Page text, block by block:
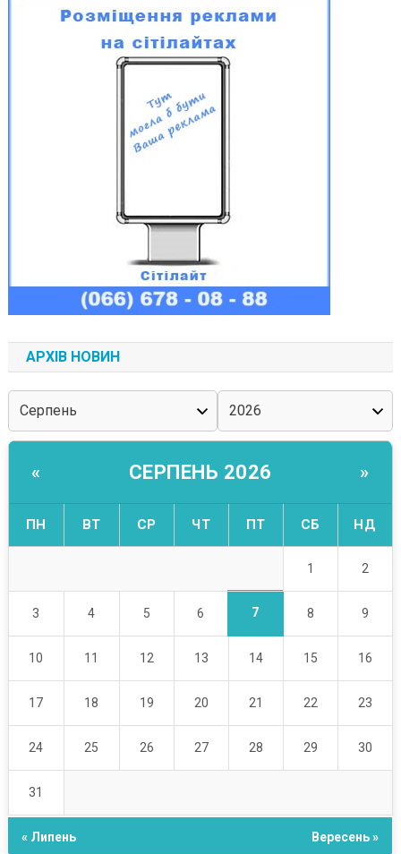
АРХІВ НОВИН
« СЕРПЕНЬ 2026 »
ПН ВТ СР ЧТ ПТ СБ НД
1 2
3 4 5 6 7 8 9
10 11 12 13 14 15 16
17 18 19 20 21 22 23
24 25 26 27 28 29 30
31
« Липень Вересень »